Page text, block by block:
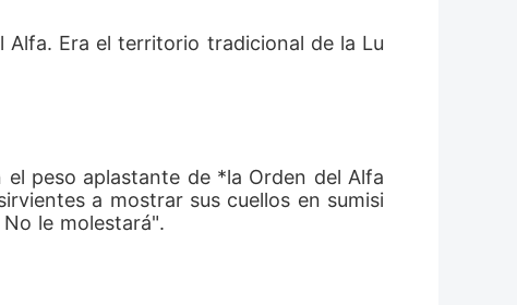
Era el territorio tradicional de la Lu
peso aplastante de *la Orden del Alfa
a mostrar sus cuellos en sumisi
le molestará".